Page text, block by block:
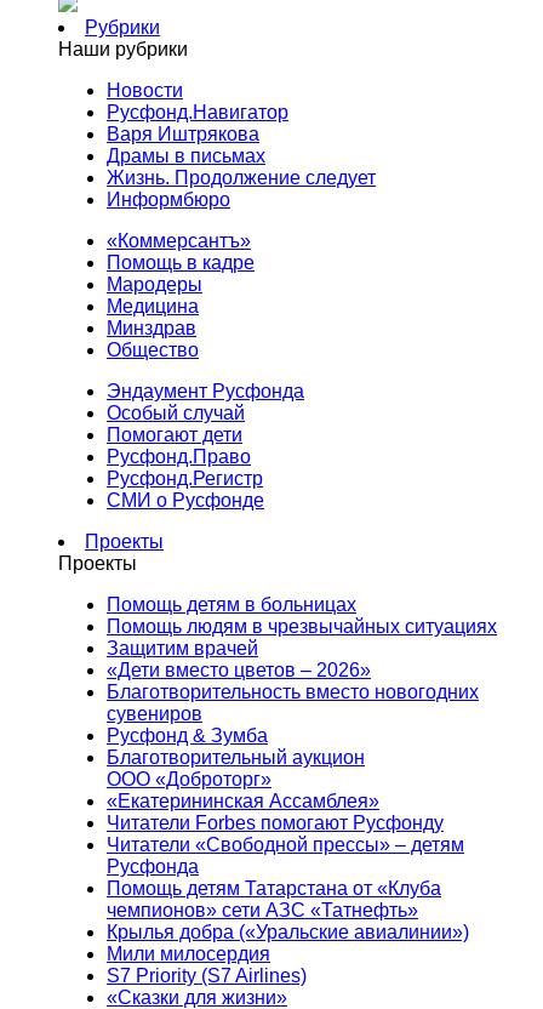
Рубрики
Наши рубрики
Новости
Русфонд.Навигатор
Варя Иштрякова
Драмы в письмах
Жизнь. Продолжение следует
Информбюро
«Коммерсантъ»
Помощь в кадре
Мародеры
Медицина
Минздрав
Общество
Эндаумент Русфонда
Особый случай
Помогают дети
Русфонд.Право
Русфонд.Регистр
СМИ о Русфонде
Проекты
Проекты
Помощь детям в больницах
Помощь людям в чрезвычайных ситуациях
Защитим врачей
«Дети вместо цветов – 2026»
Благотворительность вместо новогодних
сувениров
Русфонд & Зумба
Благотворительный аукцион
ООО «Доброторг»
«Екатерининская Ассамблея»
Читатели Forbes помогают Русфонду
Читатели «Свободной прессы» – детям
Русфонда
Помощь детям Татарстана от «Клуба
чемпионов» сети АЗС «Татнефть»
Крылья добра («Уральские авиалинии»)
Мили милосердия
S7 Priority (S7 Airlines)
«Сказки для жизни»